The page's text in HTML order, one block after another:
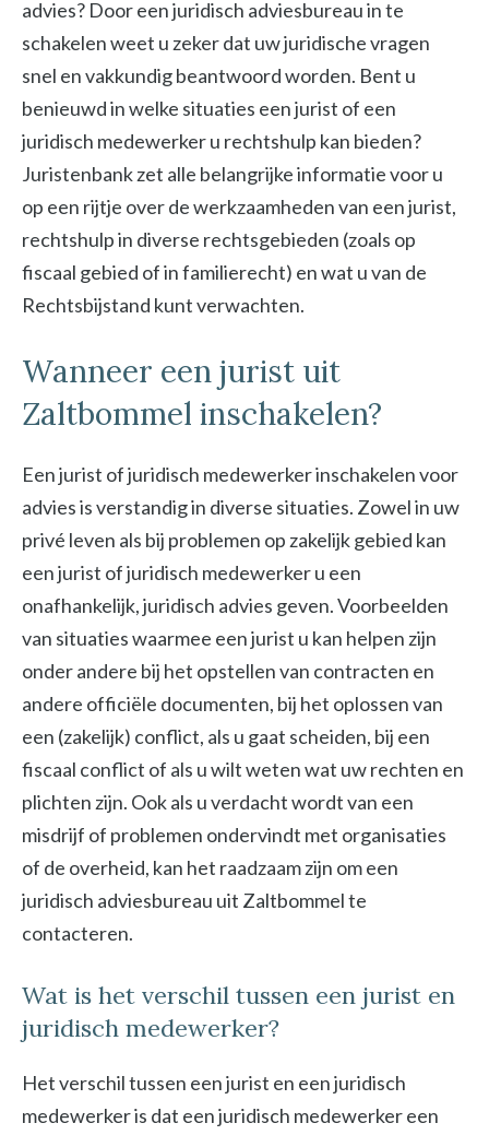
advies? Door een juridisch adviesbureau in te
schakelen weet u zeker dat uw juridische vragen
snel en vakkundig beantwoord worden. Bent u
benieuwd in welke situaties een jurist of een
juridisch medewerker u rechtshulp kan bieden?
Juristenbank zet alle belangrijke informatie voor u
op een rijtje over de werkzaamheden van een jurist,
rechtshulp in diverse rechtsgebieden (zoals op
fiscaal gebied of in familierecht) en wat u van de
Rechtsbijstand kunt verwachten.
Wanneer een jurist uit
Zaltbommel inschakelen?
Een jurist of juridisch medewerker inschakelen voor
advies is verstandig in diverse situaties. Zowel in uw
privé leven als bij problemen op zakelijk gebied kan
een jurist of juridisch medewerker u een
onafhankelijk, juridisch advies geven. Voorbeelden
van situaties waarmee een jurist u kan helpen zijn
onder andere bij het opstellen van contracten en
andere officiële documenten, bij het oplossen van
een (zakelijk) conflict, als u gaat scheiden, bij een
fiscaal conflict of als u wilt weten wat uw rechten en
plichten zijn. Ook als u verdacht wordt van een
misdrijf of problemen ondervindt met organisaties
of de overheid, kan het raadzaam zijn om een
juridisch adviesbureau uit Zaltbommel te
contacteren.
Wat is het verschil tussen een jurist en
juridisch medewerker?
Het verschil tussen een jurist en een juridisch
medewerker is dat een juridisch medewerker een